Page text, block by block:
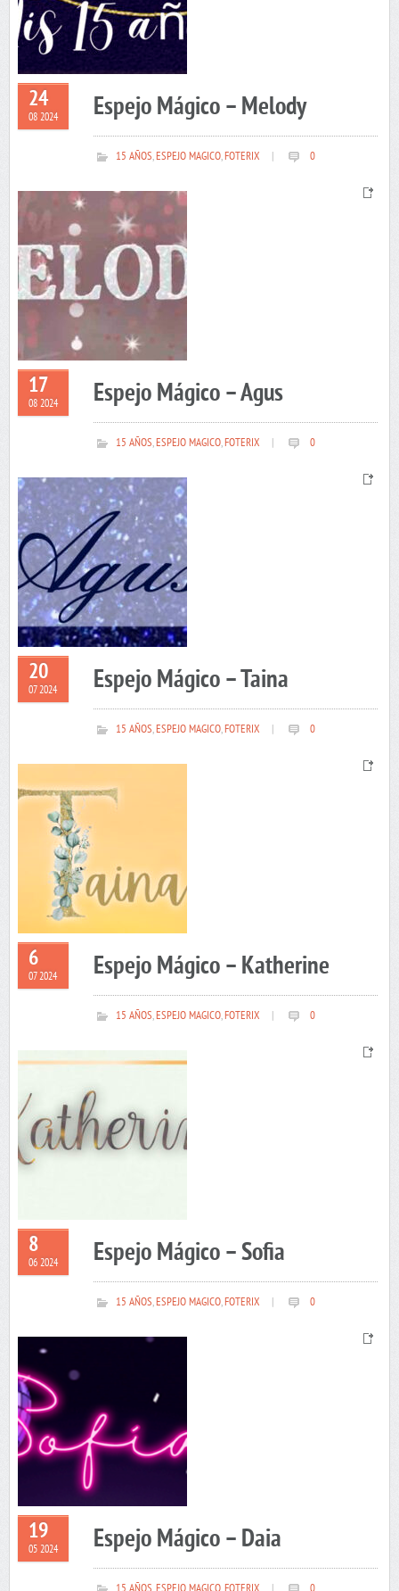
24
08 2024 Espejo Mágico – Melody
15 AÑOS,ESPEJO MAGICO,FOTERIX 0
17
08 2024 Espejo Mágico – Agus
15 AÑOS,ESPEJO MAGICO,FOTERIX 0
20
07 2024 Espejo Mágico – Taina
15 AÑOS,ESPEJO MAGICO,FOTERIX 0
6
07 2024 Espejo Mágico – Katherine
15 AÑOS,ESPEJO MAGICO,FOTERIX 0
8
06 2024 Espejo Mágico – Sofia
15 AÑOS,ESPEJO MAGICO,FOTERIX 0
19
05 2024 Espejo Mágico – Daia